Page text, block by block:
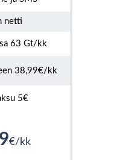
netti
63 Gt/kk
38,99€/kk
5€
€/kk